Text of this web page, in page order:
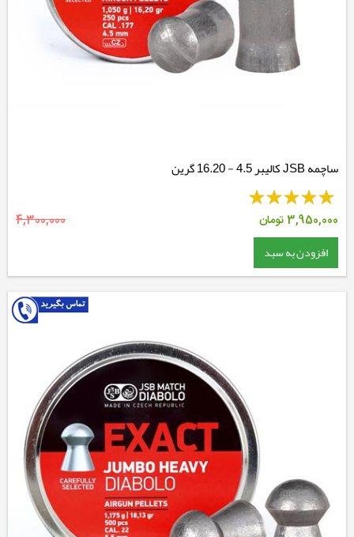
ساچمه JSB کالیبر 4.5 - 16.20 گرین
3,950,000تومان 4,300,000
افزودن به سبد